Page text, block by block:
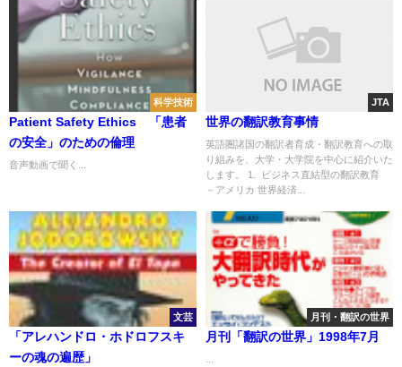
科学技術
Patient Safety Ethics 「患者
の安全」のための倫理
音声動画で聞く...
JTA
世界の翻訳教育事情
英語圏諸国の翻訳者育成・翻訳教育への取
り組みを、大学・大学院を中心に紹介いた
します。 1. ビジネス直結型の翻訳教育
－アメリカ 世界経済...
文芸
「アレハンドロ・ホドロフスキ
ーの魂の遍歴」
月刊・翻訳の世界
月刊「翻訳の世界」1998年7月